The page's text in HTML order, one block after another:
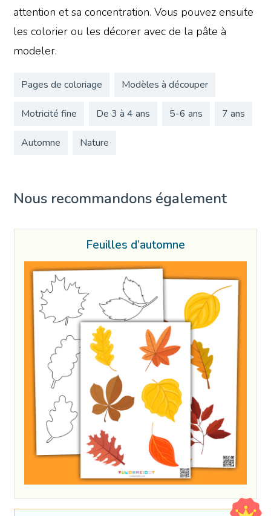
attention et sa concentration. Vous pouvez ensuite
les colorier ou les décorer avec de la pâte à
modeler.
Pages de coloriage Modèles à découper
Motricité fine De 3 à 4 ans 5-6 ans 7 ans
Automne Nature
Nous recommandons également
Feuilles d’automne